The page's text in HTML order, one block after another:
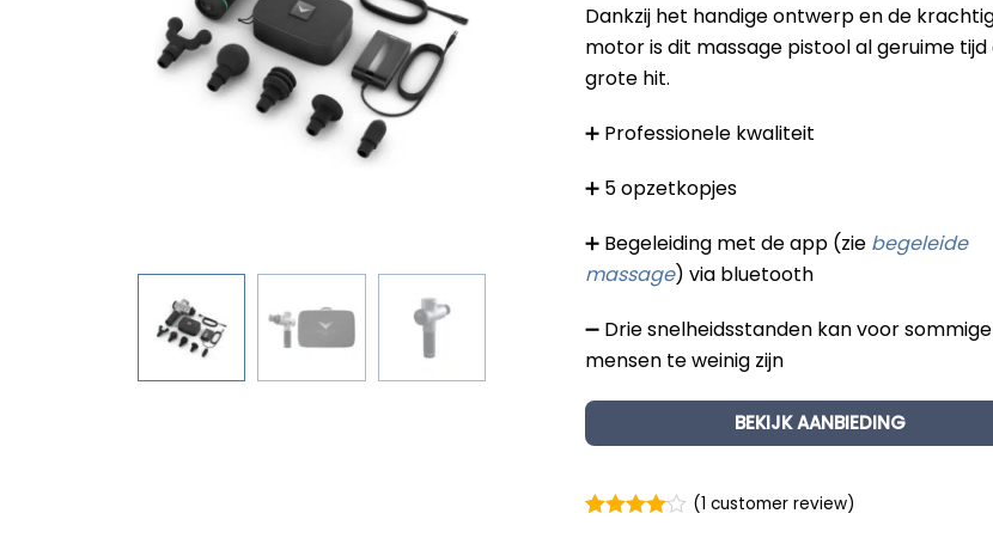
Mini Massage Guns
Overige Producten
Hyperice
Massagerr
Northwall
Algemeen
Massagetypes
Technologie
Dankzij het handige ontwerp en de
motor is dit massage pistool al geruime tijd
grote hit.
➕ Professionele kwaliteit
➕ 5 opzetkopjes
➕ Begeleiding met de app (zie begeleide
massage) via bluetooth
➖ Drie snelheidsstanden kan voor sommige
mensen te weinig zijn
BEKIJK AANBIEDING
(1 customer review)